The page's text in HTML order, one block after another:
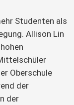
Studenten als
Allison Lin
Oberschule
der
der